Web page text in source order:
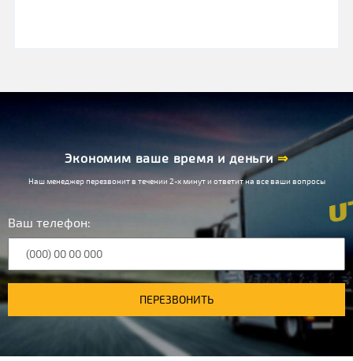
Экономим ваше время и деньги⇒
Наш менеджер перезвонит в течении 2-х минут и ответит на все ваши вопросы
Ваш телефон:
ПЕРЕЗВОНИТЬ